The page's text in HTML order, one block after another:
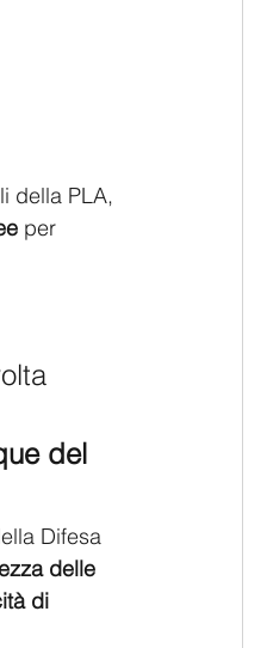
della PLA,
per
del
Difesa
delle
di